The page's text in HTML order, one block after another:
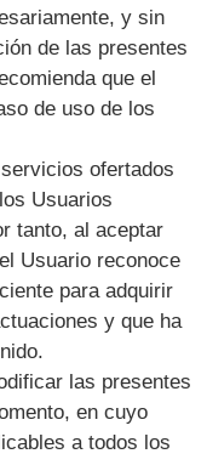
y sin
de las presentes
que el
de uso de los
ofertados
Usuarios
tanto, al aceptar
Usuario reconoce
para adquirir
y que ha
las presentes
en cuyo
a todos los